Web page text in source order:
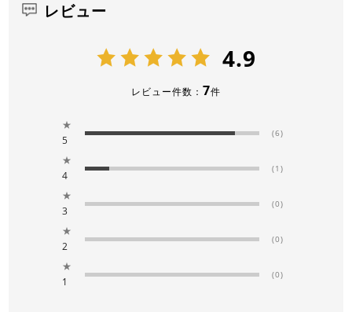
レビュー
4.9
レビュー件数： 7件
★
5
(6)
★
4
(1)
★
3
(0)
★
2
(0)
★
1
(0)